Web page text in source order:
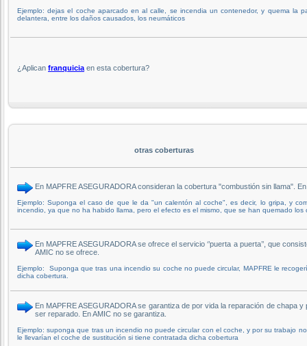
Ejemplo: dejas el coche aparcado en al calle, se incendia un contenedor, y quema la
delantera, entre los daños causados, los neumáticos
¿Aplican franquicia en esta cobertura?
otras coberturas
En MAPFRE ASEGURADORA consideran la cobertura "combustión sin llama".
Ejemplo: Suponga el caso de que le da "un calentón al coche", es decir, lo gripa, y
incendio, ya que no ha habido llama, pero el efecto es el mismo, que se han quemado
En MAPFRE ASEGURADORA se ofrece el servicio ‘’puerta a puerta’’, que
AMIC no se ofrece.
Ejemplo: Suponga que tras una incendio su coche no puede circular, MAPFRE le
dicha cobertura.
En MAPFRE ASEGURADORA se garantiza de por vida la reparación de chapa
ser reparado. En AMIC no se garantiza.
Ejemplo: suponga que tras un incendio no puede circular con el coche, y por su trabajo
le llevarían el coche de sustitución si tiene contratada dicha cobertura